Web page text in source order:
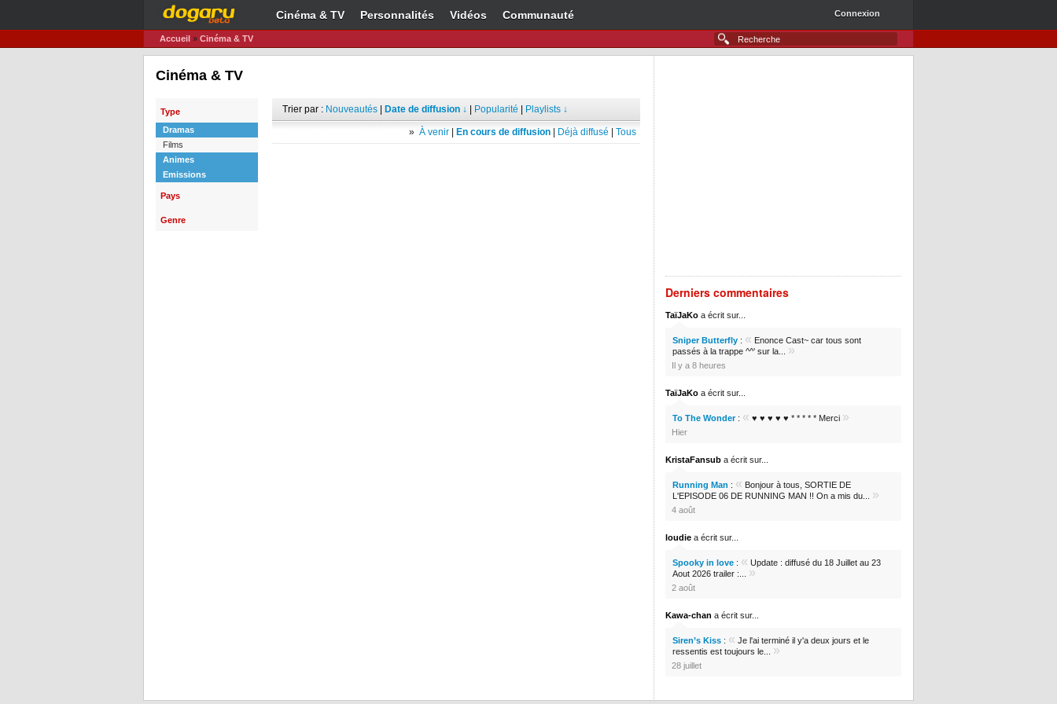
Cinéma & TV Personnalités Vidéos Communauté Connexion
Accueil » Cinéma & TV
Cinéma & TV
Type
Dramas
Films
Animes
Emissions
Pays
Genre
Trier par : Nouveautés Date de diffusion ↓ Popularité Playlists ↓
» À venir En cours de diffusion Déjà diffusé Tous
Derniers commentaires
TaïJaKo a écrit sur...
Sniper Butterfly : « Enonce Cast~ car tous sont
passés à la trappe ^^' sur la... »
Il y a 8 heures
TaïJaKo a écrit sur...
To The Wonder: « ♥ ♥ ♥ ♥ ♥ * * * * * Merci »
Hier
KristaFansub a écrit sur...
Running Man : « Bonjour à tous, SORTIE DE
L'EPISODE 06 DE RUNNING MAN !! On a mis du... »
4 août
loudie a écrit sur...
Spooky in love : « Update : diffusé du 18 Juillet au 23
Aout 2026 trailer :... »
2 août
Kawa-chan a écrit sur...
Siren’s Kiss : « Je l'ai terminé il y'a deux jours et le
ressentis est toujours le... »
28 juillet